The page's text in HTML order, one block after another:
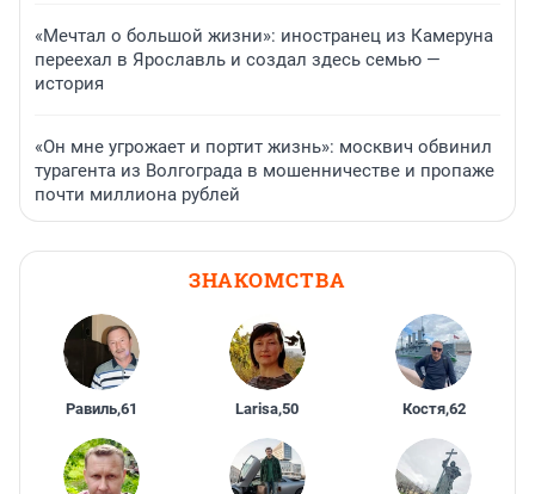
«Мечтал о большой жизни»: иностранец из Камеруна
переехал в Ярославль и создал здесь семью —
история
«Он мне угрожает и портит жизнь»: москвич обвинил
турагента из Волгограда в мошенничестве и пропаже
почти миллиона рублей
ЗНАКОМСТВА
Равиль,61 Larisa,50 Костя,62